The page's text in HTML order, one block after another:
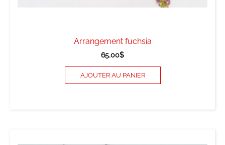
Arrangement fuchsia
65.00$
AJOUTER AU PANIER